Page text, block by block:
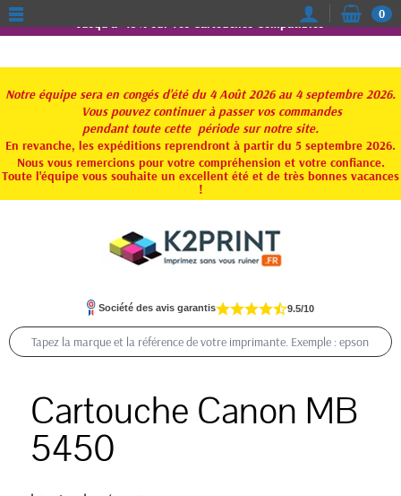
Jusqu'à -15% sur vos Cartouches Compatibles
Notre équipe sera en congés d'été du 4 Août 2026 au 4 septembre 2026.
Vous pouvez continuer à passer vos commandes
pendant toute cette période sur notre site.
En revanche, les expéditions reprendront à partir du 5 septembre 2026.
Nous vous remercions pour votre compréhension et votre confiance.
Toute l'équipe vous souhaite un excellent été et de très bonnes vacances
!
0
Société des avis garantis 9.5/10
Cartouche Canon MB
5450